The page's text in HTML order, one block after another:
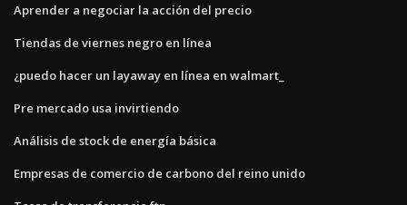
Aprender a negociar la acción del precio
Tiendas de viernes negro en línea
¿puedo hacer un layaway en línea en walmart_
Pre mercado usa invirtiendo
Análisis de stock de energía básica
Empresas de comercio de carbono del reino unido